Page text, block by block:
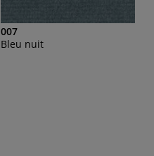
007
Bleu nuit